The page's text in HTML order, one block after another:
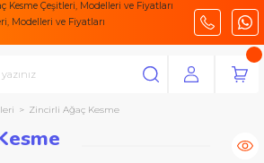
Zincirli Ağaç Kesme